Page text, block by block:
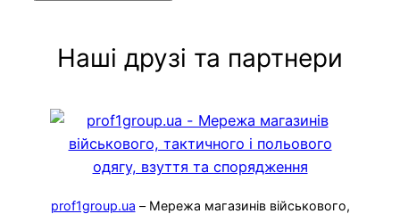
Наші друзі та партнери
prof1group.ua – Мережа магазинів військового,